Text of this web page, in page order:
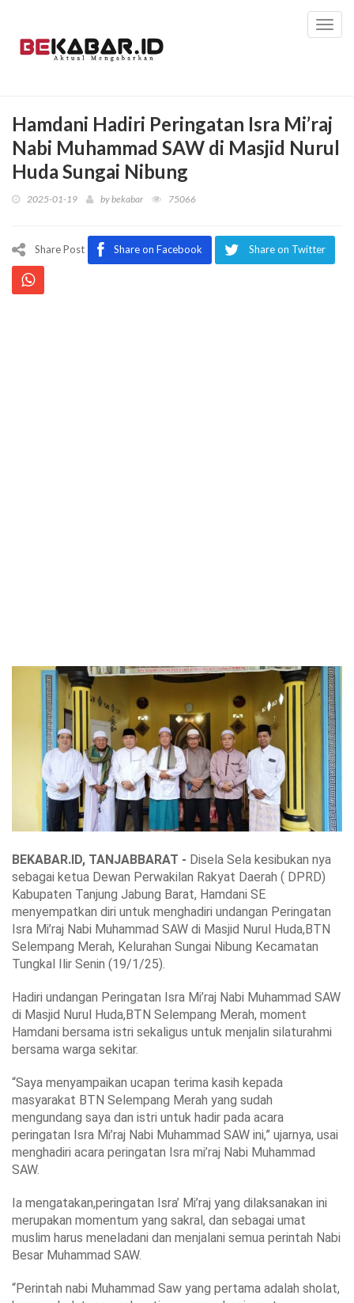
Hamdani Hadiri Peringatan Isra Mi’raj
Nabi Muhammad SAW di Masjid Nurul
Huda Sungai Nibung
2025-01-19 bybekabar 75066
Share Post Share on Facebook Share on Twitter
BEKABAR.ID, TANJABBARAT - Disela Sela kesibukan nya
sebagai ketua Dewan Perwakilan Rakyat Daerah ( DPRD)
Kabupaten Tanjung Jabung Barat, Hamdani SE
menyempatkan diri untuk menghadiri undangan Peringatan
Isra Mi’raj Nabi Muhammad SAW di Masjid Nurul Huda,BTN
Selempang Merah, Kelurahan Sungai Nibung Kecamatan
Tungkal Ilir Senin (19/1/25).
Hadiri undangan Peringatan Isra Mi’raj Nabi Muhammad SAW
di Masjid Nurul Huda,BTN Selempang Merah, moment
Hamdani bersama istri sekaligus untuk menjalin silaturahmi
bersama warga sekitar.
“Saya menyampaikan ucapan terima kasih kepada
masyarakat BTN Selempang Merah yang sudah
mengundang saya dan istri untuk hadir pada acara
peringatan Isra Mi’raj Nabi Muhammad SAW ini,” ujarnya, usai
menghadiri acara peringatan Isra mi’raj Nabi Muhammad
SAW.
Ia mengatakan,peringatan Isra’ Mi’raj yang dilaksanakan ini
merupakan momentum yang sakral, dan sebagai umat
muslim harus meneladani dan menjalani semua perintah Nabi
Besar Muhammad SAW.
“Perintah nabi Muhammad Saw yang pertama adalah sholat,